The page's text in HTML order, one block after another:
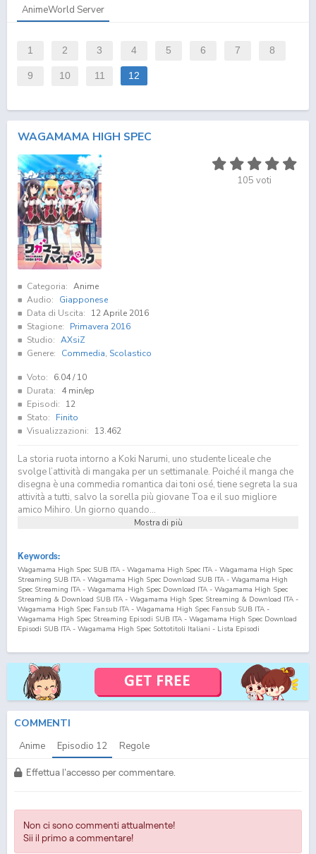
AnimeWorld Server
1 2 3 4 5 6 7 8
9 10 11 12
WAGAMAMA HIGH SPEC
105 voti
Categoria: Anime
Audio:
Giapponese
Data di Uscita:
12 Aprile 2016
Stagione:
Primavera 2016
Studio: AXsiZ
Genere:
Commedia, Scolastico
Voto: 6.04/ 10
Durata:
4 min/ep
Episodi:
12
Stato:
Finito
Visualizzazioni:
13.462
La storia ruota intorno a Koki Narumi, uno studente liceale che
svolge l’attività di mangaka per un settimanale. Poiché il manga che
disegna è una commedia romantica dai toni osé, tiene segreta la sua
attività a tutti, salvo la sorella più giovane Toa e il suo migliore
amico Mihiro. Un giorno quando...
Mostra di più
Keywords:
Wagamama High Spec SUB ITA - Wagamama High Spec ITA - Wagamama High Spec
Streaming SUB ITA - Wagamama High Spec Download SUB ITA - Wagamama High
Spec Streaming ITA - Wagamama High Spec Download ITA - Wagamama High Spec
Streaming & Download SUB ITA - Wagamama High Spec Streaming & Download ITA -
Wagamama High Spec Fansub ITA - Wagamama High Spec Fansub SUB ITA -
Wagamama High Spec Streaming Episodi SUB ITA - Wagamama High Spec Download
Episodi SUB ITA - Wagamama High Spec Sottotitoli Italiani - Lista Episodi
Streaming Episodio
ITA - Wagamama High Spec Download Episodio12SUB ITA -
Wagamama High Spec Download Episodio 12ITA
COMMENTI
Anime Episodio 12 Regole
Effettua l'accesso per commentare.
Non ci sono commenti attualmente!
Sii il primo a commentare!